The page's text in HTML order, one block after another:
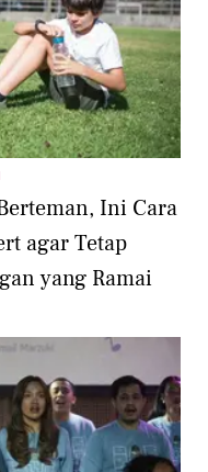
Ini Cara
agar Tetap
yang Ramai